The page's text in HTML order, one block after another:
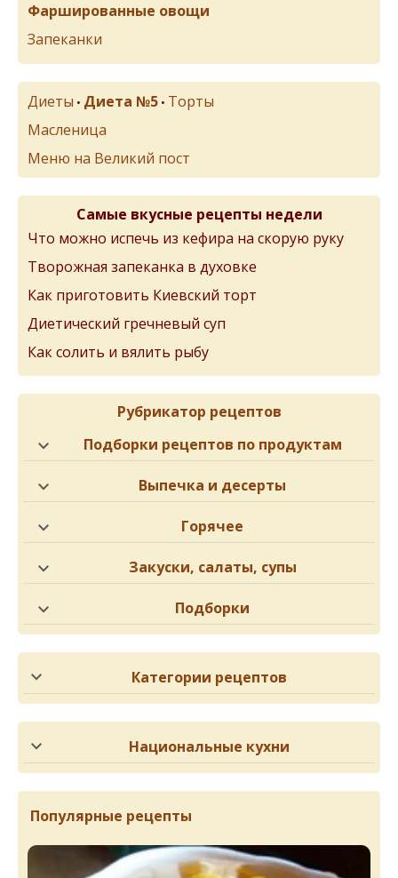
Фаршированные овощи
Запеканки
Диеты • Диета №5 • Торты
Масленица
Меню на Великий пост
Самые вкусные рецепты недели
Что можно испечь из кефира на скорую руку
Творожная запеканка в духовке
Как приготовить Киевский торт
Диетический гречневый суп
Как солить и вялить рыбу
Рубрикатор рецептов
Подборки рецептов по продуктам
Выпечка и десерты
Горячее
Закуски, салаты, супы
Подборки
Категории рецептов
Национальные кухни
Популярные рецепты